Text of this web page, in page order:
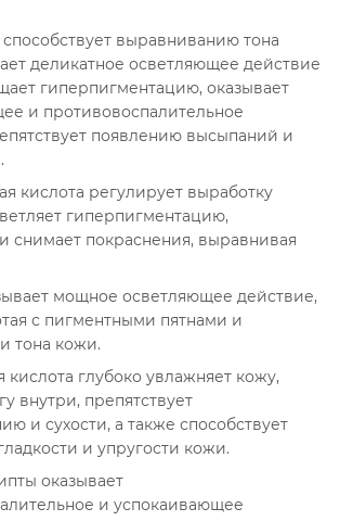
выравниванию тона
деликатное осветляющее действие
гиперпигментацию, оказывает
и противовоспалительное
появлению высыпаний и
кислота регулирует выработку
гиперпигментацию,
снимает покраснения, выравнивая
мощное осветляющее действие,
с пигментными пятнами и
тона кожи.
кислота глубоко увлажняет кожу,
внутри, препятствует
и сухости, а также способствует
и упругости кожи.
оказывает
и успокаивающее